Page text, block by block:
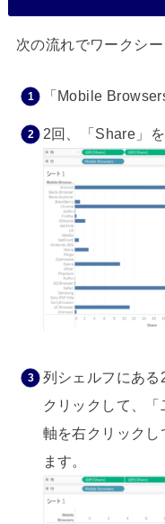
次の流れでワークシ
「Mobile
2回、「Share」
列シェルフにあ
クリックして、
軸を右クリックし
ます。